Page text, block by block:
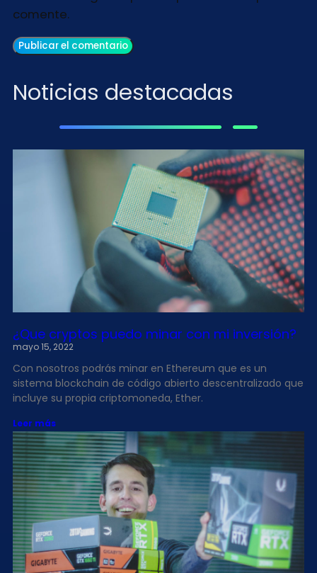
comente.
Noticias destacadas
¿Que cryptos puedo minar con mi inversión?
mayo 15, 2022
Con nosotros podrás minar en Ethereum que es un
sistema blockchain de código abierto descentralizado que
incluye su propia criptomoneda, Ether.
Leer más